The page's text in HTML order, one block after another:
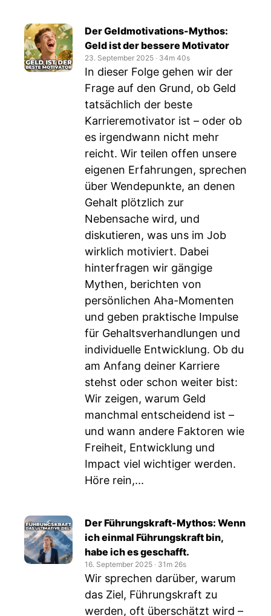
Der Geldmotivations-Mythos:
Geld ist der bessere Motivator
23. September 2025 ‧ 34m 40s
In dieser Folge gehen wir der
Frage auf den Grund, ob Geld
tatsächlich der beste
Karrieremotivator ist – oder ob
es irgendwann nicht mehr
reicht. Wir teilen offen unsere
eigenen Erfahrungen, sprechen
über Wendepunkte, an denen
Gehalt plötzlich zur
Nebensache wird, und
diskutieren, was uns im Job
wirklich motiviert. Dabei
hinterfragen wir gängige
Mythen, berichten von
persönlichen Aha-Momenten
und geben praktische Impulse
für Gehaltsverhandlungen und
individuelle Entwicklung. Ob du
am Anfang deiner Karriere
stehst oder schon weiter bist:
Wir zeigen, warum Geld
manchmal entscheidend ist –
und wann andere Faktoren wie
Freiheit, Entwicklung und
Impact viel wichtiger werden.
Höre rein,...
Der Führungskraft-Mythos: Wenn
ich einmal Führungskraft bin,
habe ich es geschafft.
16. September 2025 ‧ 31m 26s
Wir sprechen darüber, warum
das Ziel, Führungskraft zu
werden, oft überschätzt wird –